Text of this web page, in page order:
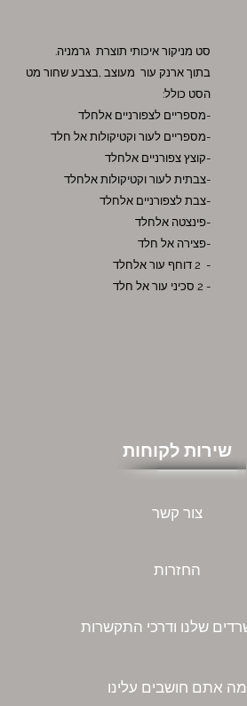
סט מניקור איכותי תוצרת גרמניה.
בתוך ארנק עור מעוצב ,בצבע שחור מט
הסט כולל:
-מספריים לצפורניים אלחלד
-מספריים לעור וקטיקולות אל חלד
-קוצץ צפורניים אלחלד
-צבתית לעור וקטיקולות אלחלד
-צבת לצפורניים אלחלד
-פינצטה אלחלד
-פצירה אל חלד
- 2 דוחף עור אלחלד
- 2 סכיני עור אל חלד
שירות לקוחות
צור קשר
החזרות
שלנו ודרכי התקשרות
מה אתם חושבים עלינו